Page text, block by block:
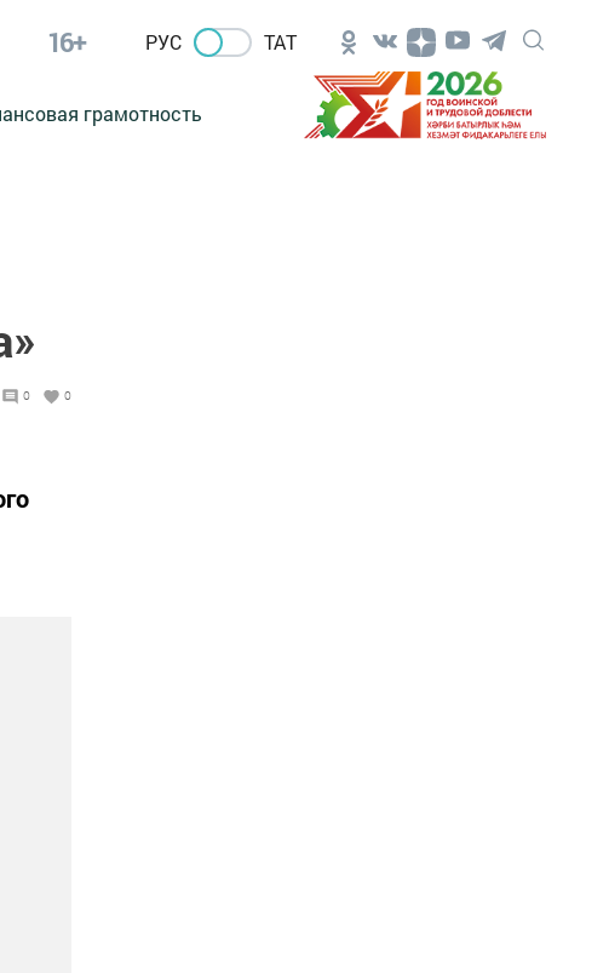
16+ РУС ТАТ
грамотность
0 0